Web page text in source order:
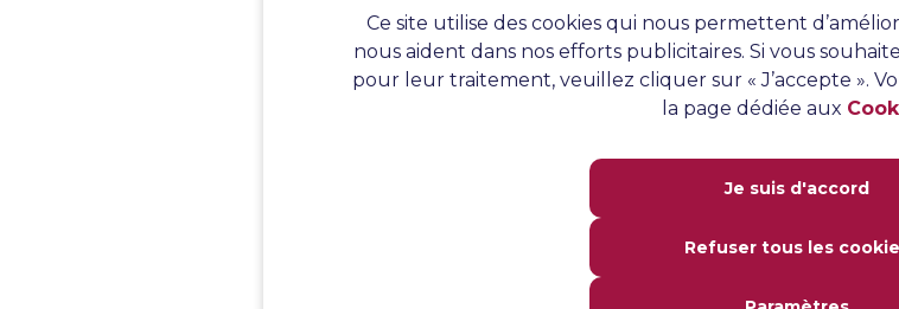
verifyElementNotPresent()
verifyElementText()
verifyEqual()
verifyNotEqual()
Ďalšie často používané kľúčové
acceptAlert()
getAttribute()
dragAndDropToObject()
Ce site utilise des cookies qui nous permettent
nous aident dans nos efforts publicitaires. Si vous
pour leur traitement, veuillez cliquer sur « J’accepte ».
la page dédiée aux
Je suis d'accord
Refuser tous les